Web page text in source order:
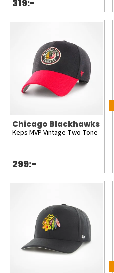
319:-
Chicago Blackhawks
Keps MVP Vintage Two Tone
299:-